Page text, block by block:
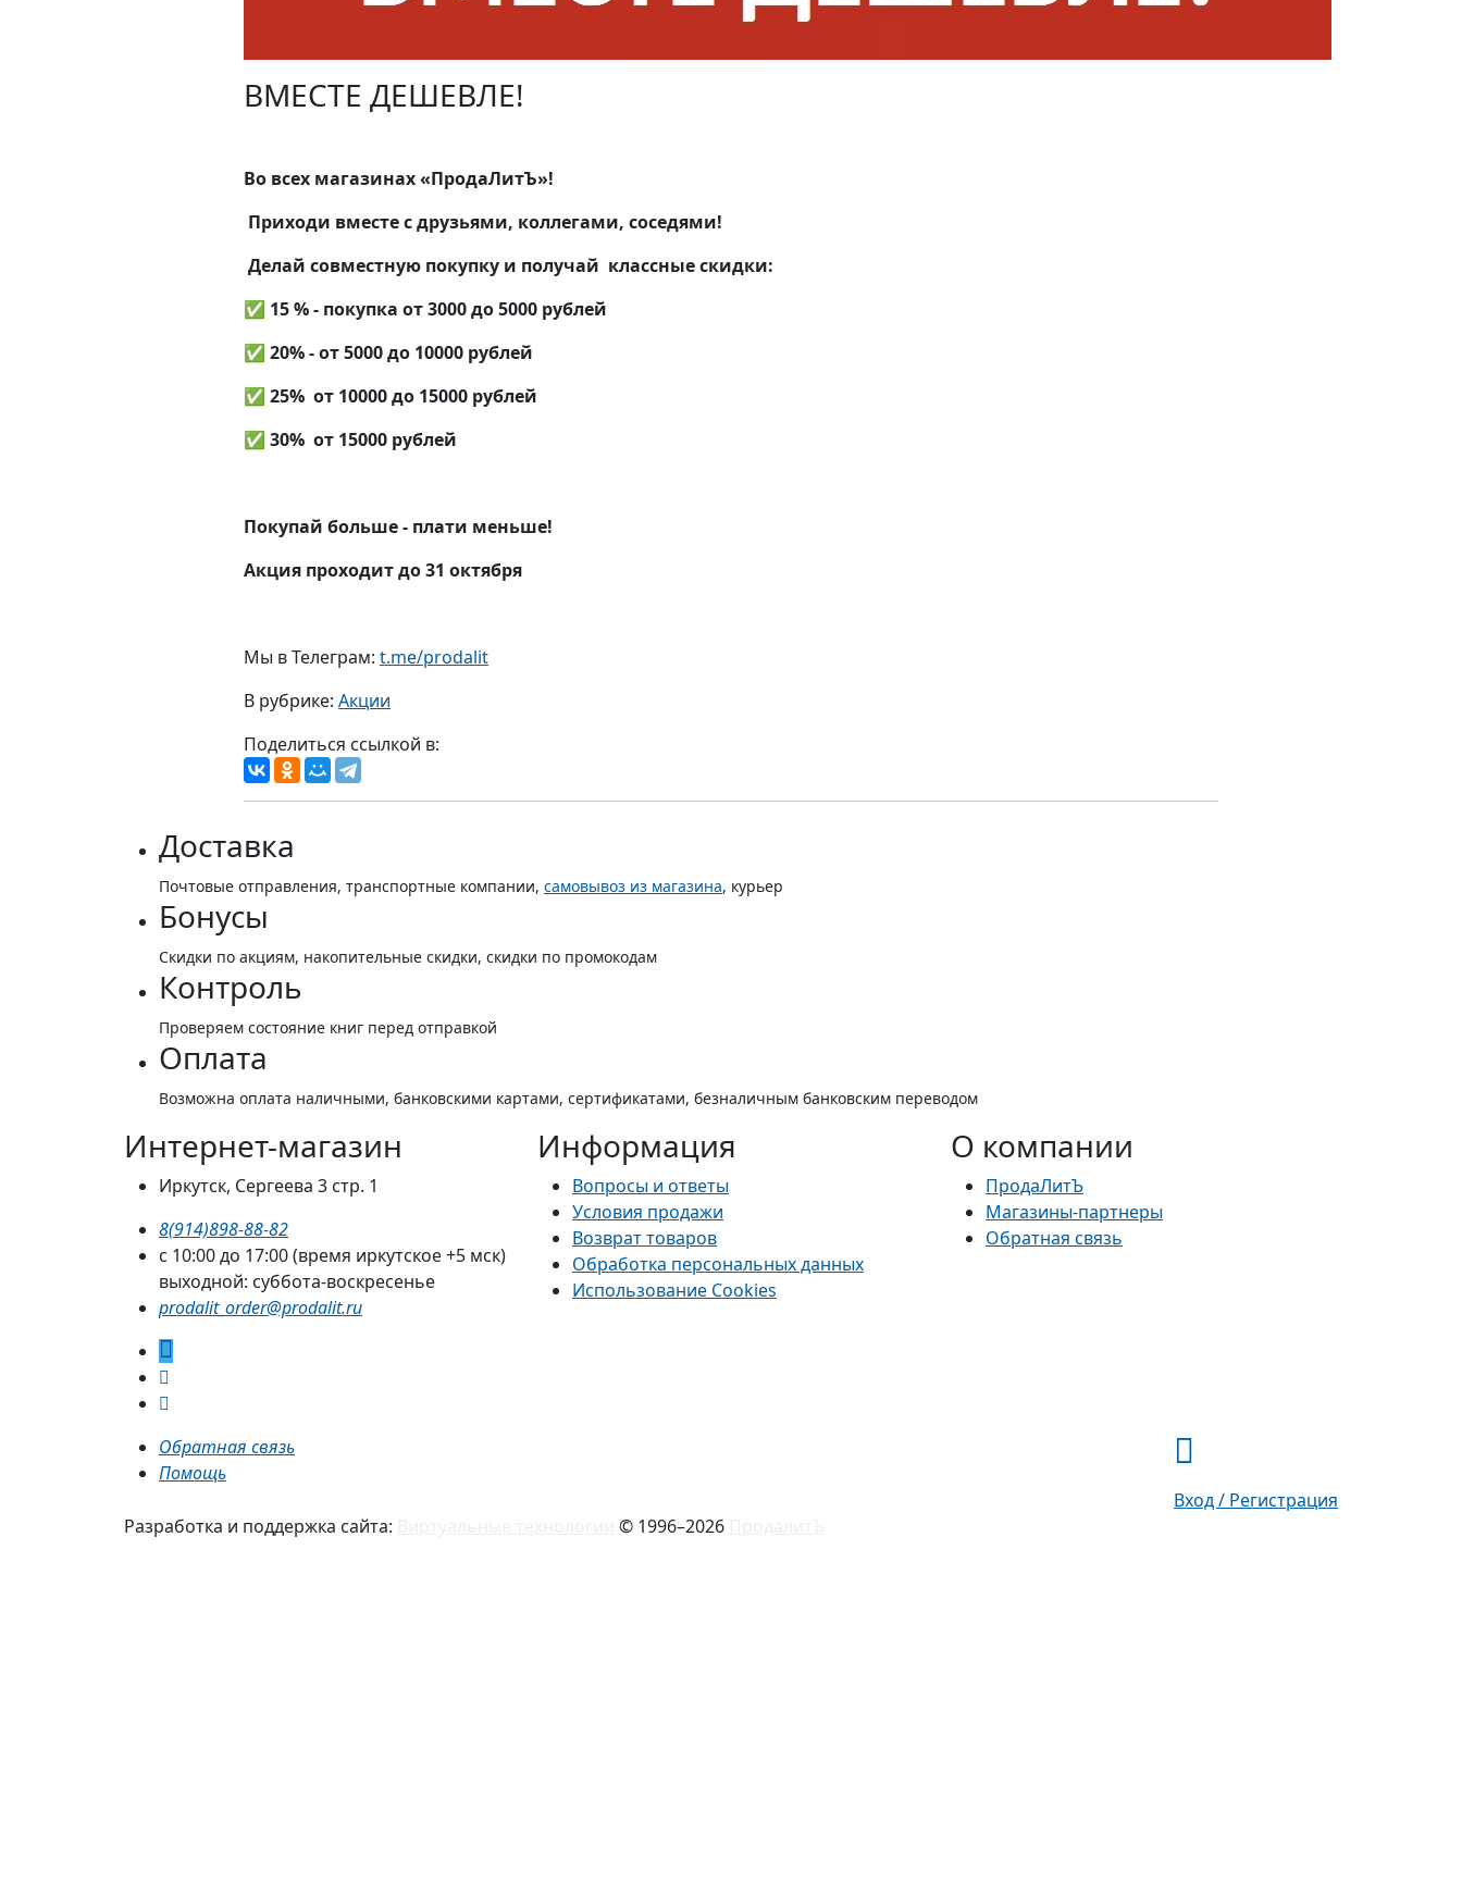
ВМЕСТЕ ДЕШЕВЛЕ!
Во всех магазинах «ПродаЛитЪ»!
Приходи вместе с друзьями, коллегами, соседями!
Делай совместную покупку и получай классные скидки:
✅ 15 % - покупка от 3000 до 5000 рублей
✅ 20% - от 5000 до 10000 рублей
✅ 25% от 10000 до 15000 рублей
✅ 30% от 15000 рублей
Покупай больше - плати меньше!
Акция проходит до 31 октября
Мы в Телеграм: t.me/prodalit
В рубрике: Акции
Поделиться ссылкой в:
Доставка
Почтовые отправления, транспортные компании, самовывоз из магазина, курьер
Бонусы
Скидки по акциям, накопительные скидки, скидки по промокодам
Контроль
Проверяем состояние книг перед отправкой
Оплата
Возможна оплата наличными, банковскими картами, сертификатами, безналичным банковским переводом
Интернет-магазин
Иркутск, Сергеева 3 стр. 1
8(914)898-88-82
с 10:00 до 17:00 (время иркутское +5 мск)
выходной: суббота-воскресенье
prodalit_order@prodalit.ru
Информация
Вопросы и ответы
Условия продажи
Возврат товаров
Обработка персональных данных
Использование Cookies
О компании
ПродаЛитЪ
Магазины-партнеры
Обратная связь
Обратная связь
Помощь
Вход / Регистрация
Разработка и поддержка сайта:
© 1996–2026